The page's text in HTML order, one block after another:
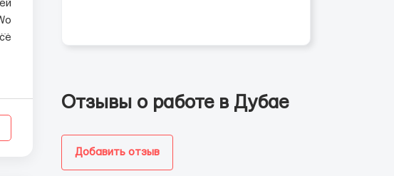
Отзывы о работе в Дубае
Добавить отзыв